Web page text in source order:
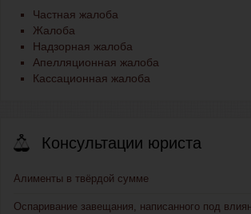
Частная жалоба
Жалоба
Надзорная жалоба
Апелляционная жалоба
Кассационная жалоба
Консультации юриста
Алименты в твёрдой сумме
Оспаривание завещания, написанного под